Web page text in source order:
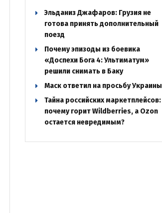
Эльданиз Джафаров: Грузия не
готова принять дополнительный
поезд
Почему эпизоды из боевика
«Доспехи Бога 4: Ультиматум»
решили снимать в Баку
Маск ответил на просьбу Украины
Тайна российских маркетплейсов:
почему горит Wildberries, а Ozon
остается невредимым?